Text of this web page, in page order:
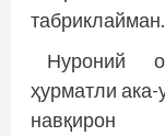
табрик­лайман.
Нуроний
ҳурматли ака-